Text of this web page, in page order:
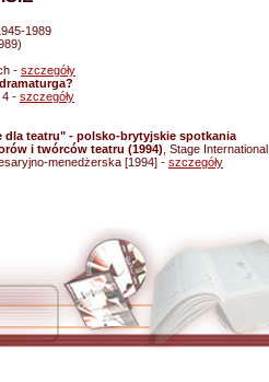
1989
- szczegóły
4 - szczegóły
dla teatru" - polsko-brytyjskie spotkania
i twórców teatru (1994) , Stage International
menedżerska [1994] - szczegóły